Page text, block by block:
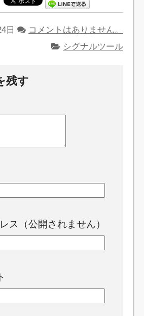
日
コメントはありません。
シグナルツール
残す
ス（公開されません）